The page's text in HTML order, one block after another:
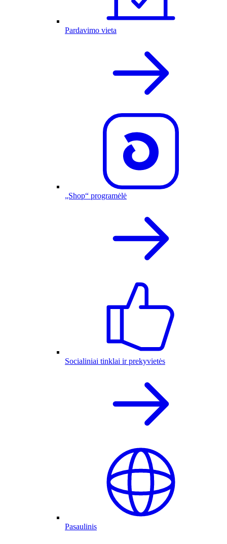
Pardavimo vieta
„Shop“ programėlė
Socialiniai tinklai ir prekyvietės
Pasaulinis